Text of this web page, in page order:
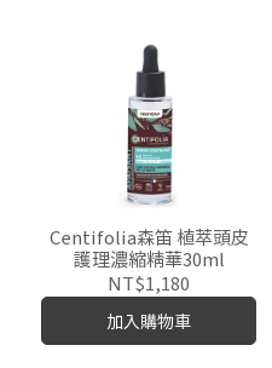
Centifolia森笛 植萃頭皮
護理濃縮精華30ml
NT$1,180
加入購物車